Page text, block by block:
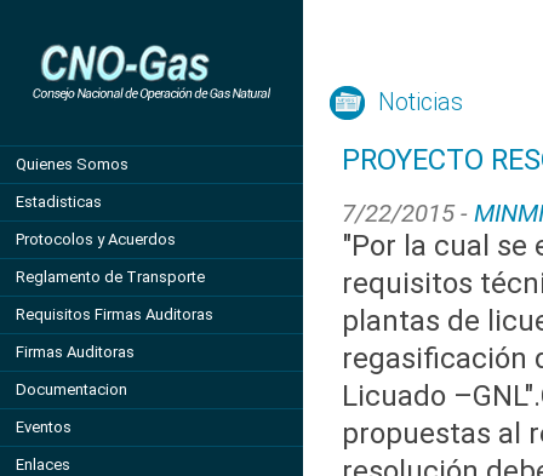
Quienes Somos
Estadisticas
Protocolos y Acuerdos
Reglamento de Transporte
Requisitos Firmas Auditoras
Firmas Auditoras
Documentacion
Eventos
Enlaces
Noticias
PROYECTO
7/22/2015 -
"Por la cual se
requisitos
plantas de
regasificación
Licuado
propuestas al